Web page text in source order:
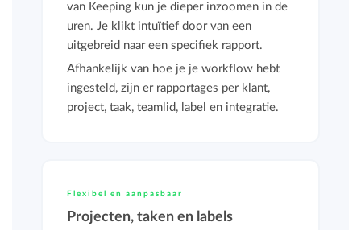
van Keeping kun je dieper inzoomen in de
uren. Je klikt intuïtief door van een
uitgebreid naar een specifiek rapport.
Afhankelijk van hoe je je workflow hebt
ingesteld, zijn er rapportages per klant,
project, taak, teamlid, label en integratie.
Flexibel en aanpasbaar
Projecten, taken en labels